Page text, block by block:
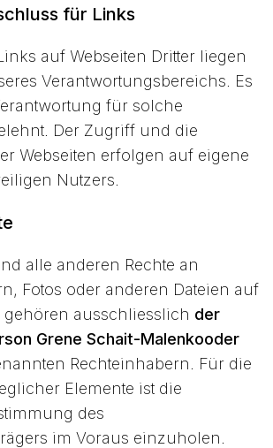
für Links
auf Webseiten Dritter liegen
Verantwortungsbereichs. Es
für solche
Der Zugriff und die
Webseiten erfolgen auf eigene
Nutzers.
alle anderen Rechte an
Fotos oder anderen Dateien auf
gehören ausschliesslich der
Grene Schait-Malenkooder
Rechteinhabern. Für die
Elemente ist die
des
im Voraus einzuholen.